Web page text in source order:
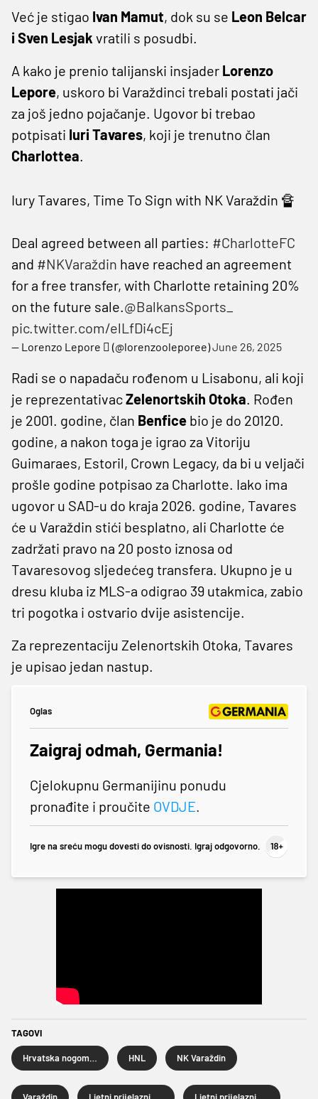
Već je stigao Ivan Mamut, dok su se Leon Belcar
i Sven Lesjak vratili s posudbi.
A kako je prenio talijanski insjader Lorenzo
Lepore, uskoro bi Varaždinci trebali postati jači
za još jedno pojačanje. Ugovor bi trebao
potpisati Iuri Tavares, koji je trenutno član
Charlottea.
Iury Tavares, Time To Sign with NK Varaždin 🔏
Deal agreed between all parties: #CharlotteFC
and #NKVaraždin have reached an agreement
for a free transfer, with Charlotte retaining 20%
on the future sale.@BalkansSports_
pic.twitter.com/elLfDi4cEj
— Lorenzo Lepore  (@lorenzooleporee)June 26, 2025
Radi se o napadaču rođenom u Lisabonu, ali koji
je reprezentativacZelenortskih Otoka. Rođen
je 2001. godine, član Benfice bio je do 20120.
godine, a nakon toga je igrao za Vitoriju
Guimaraes, Estoril, Crown Legacy, da bi u veljači
prošle godine potpisao za Charlotte. Iako ima
ugovor u SAD-u do kraja 2026. godine, Tavares
će u Varaždin stići besplatno, ali Charlotte će
zadržati pravo na 20 posto iznosa od
Tavaresovog sljedećeg transfera. Ukupno je u
dresu kluba iz MLS-a odigrao 39 utakmica, zabio
tri pogotka i ostvario dvije asistencije.
Za reprezentaciju Zelenortskih Otoka, Tavares
je upisao jedan nastup.
Oglas
Zaigraj odmah, Germania!
Cjelokupnu Germanijinu ponudu
pronađite i proučite OVDJE.
Igre na sreću mogu dovesti do ovisnosti. Igraj odgovorno.
TAGOVI
HNL NK Varaždin